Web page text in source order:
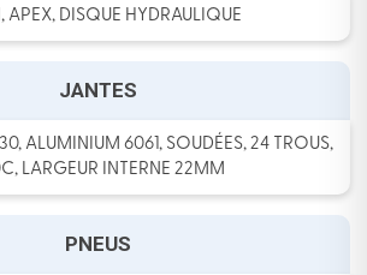
APEX, DISQUE HYDRAULIQUE
JANTES
ALUMINIUM 6061, SOUDÉES, 24 TROUS,
LARGEUR INTERNE 22MM
PNEUS